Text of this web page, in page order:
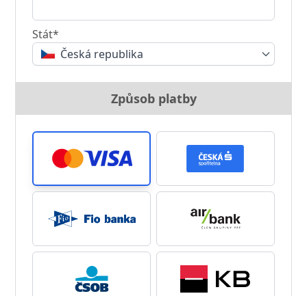
Stát*
Česká republika
Způsob platby